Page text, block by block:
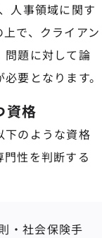
人事領域に関す
で、クライアン
問題に対して論
要となります。
資格
下のような資格
性を判断する
・社会保険手